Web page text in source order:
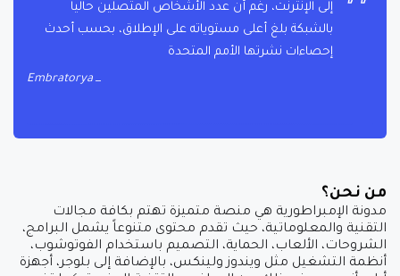
إلى الإنترنت، رغم أن عدد الأشخاص المتصلين حاليا
بالشبكة بلغ أعلى مستوياته على الإطلاق، بحسب أحدث
إحصاءات نشرتها الأمم المتحدة
Embratorya
من نحن؟
مدونة الإمبراطورية هي منصة متميزة تهتم بكافة مجالات
التقنية والمعلوماتية، حيث تقدم محتوى متنوعاً يشمل البرامج،
الشروحات، الألعاب، الحماية، التصميم باستخدام الفوتوشوب،
أنظمة التشغيل مثل ويندوز ولينكس، بالإضافة إلى بلوجر، أجهزة